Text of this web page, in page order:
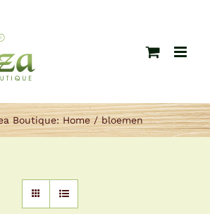
Boutique: Home bloemen